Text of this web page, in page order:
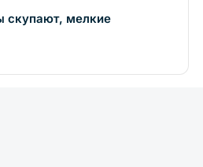
скупают, мелкие